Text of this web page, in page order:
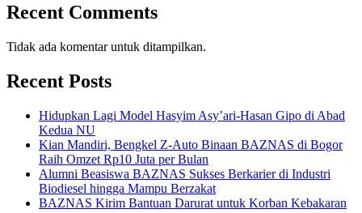
Recent Comments
Tidak ada komentar untuk ditampilkan.
Recent Posts
Hidupkan Lagi Model Hasyim Asy’ari-Hasan Gipo di Abad
Kedua NU
Kian Mandiri, Bengkel Z-Auto Binaan BAZNAS di Bogor
Raih Omzet Rp10 Juta per Bulan
Alumni Beasiswa BAZNAS Sukses Berkarier di Industri
Biodiesel hingga Mampu Berzakat
BAZNAS Kirim Bantuan Darurat untuk Korban Kebakaran